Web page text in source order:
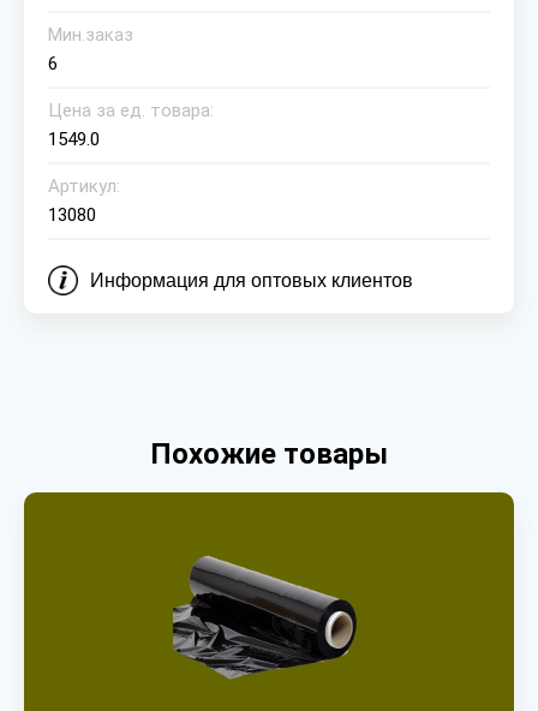
Мин.заказ
6
Цена за ед. товара:
1549.0
Артикул:
13080
Информация для оптовых клиентов
Похожие товары